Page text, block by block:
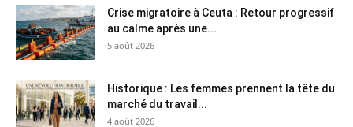
Crise migratoire à Ceuta : Retour progressif
au calme après une...
5 août 2026
Historique : Les femmes prennent la tête du
marché du travail...
4 août 2026